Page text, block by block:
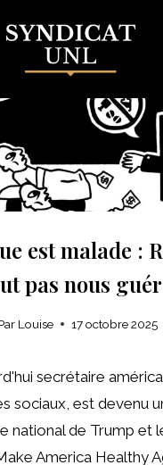
est malade :
pas nous
Louise 17 octobre 2025
secrétaire
sociaux, est devenu
national de Trump et
America Healthy